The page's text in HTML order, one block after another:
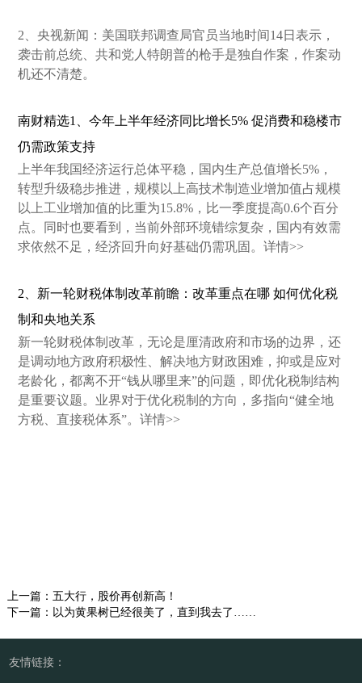
2、央视新闻：美国联邦调查局官员当地时间14日表示，
袭击前总统、共和党人特朗普的枪手是独自作案，作案动
机还不清楚。
南财精选1、今年上半年经济同比增长5% 促消费和稳楼市
仍需政策支持
上半年我国经济运行总体平稳，国内生产总值增长5%，
转型升级稳步推进，规模以上高技术制造业增加值占规模
以上工业增加值的比重为15.8%，比一季度提高0.6个百分
点。同时也要看到，当前外部环境错综复杂，国内有效需
求依然不足，经济回升向好基础仍需巩固。详情>>
2、新一轮财税体制改革前瞻：改革重点在哪 如何优化税
制和央地关系
新一轮财税体制改革，无论是厘清政府和市场的边界，还
是调动地方政府积极性、解决地方财政困难，抑或是应对
老龄化，都离不开“钱从哪里来”的问题，即优化税制结构
是重要议题。业界对于优化税制的方向，多指向“健全地
方税、直接税体系”。详情>>
上一篇： 五大行，股价再创新高！
下一篇： 以为黄果树已经很美了，直到我去了……
友情链接：